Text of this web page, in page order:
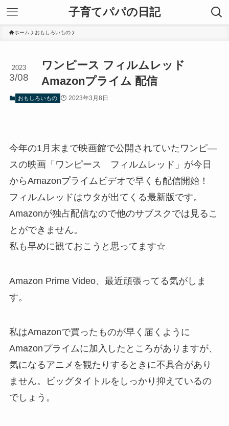
子育てパパの日記
ホーム おもしろいもの
ワンピース フィルムレッド
Amazonプライム 配信
2023
3/08
おもしろいもの 2023年3月8日
今年の1月末まで映画館で公開されていたワンピ―
スの映画「ワンピース フィルムレッド」が今日
からAmazonプライムビデオで早くも配信開始！
フィルムレッドはウタが出てくる最新版です。
Amazonが独占配信なので他のサブスクでは見るこ
とができません。
私も早めに観ておこうと思ってます☆
Amazon Prime Video、最近頑張ってる気がしま
す。
私はAmazonで買ったものが早く届くように
Amazonプライムに加入したところがありますが、
気になるアニメを観たりするときに不具合があり
ません。ビッグタイトルをしっかり抑えているの
でしょう。